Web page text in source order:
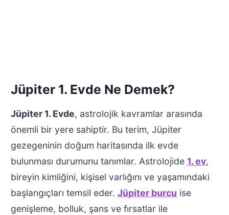
Jüpiter 1. Evde Ne Demek?
Jüpiter 1. Evde, astrolojik kavramlar arasında
önemli bir yere sahiptir. Bu terim, Jüpiter
gezegeninin doğum haritasında ilk evde
bulunması durumunu tanımlar. Astrolojide 1. ev,
bireyin kimliğini, kişisel varlığını ve yaşamındaki
başlangıçları temsil eder. Jüpiter burcu ise
genişleme, bolluk, şans ve fırsatlar ile